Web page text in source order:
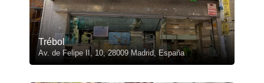
Trébol
Av. de Felipe II, 10, 28009 Madrid, España